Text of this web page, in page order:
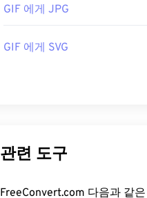
GIF 에게 JPG
GIF 에게 SVG
관련 도구
FreeConvert.com 다음과 같